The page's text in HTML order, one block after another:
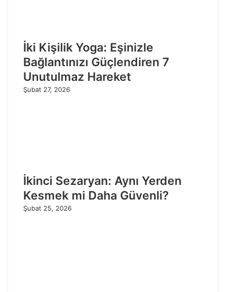
İki Kişilik Yoga: Eşinizle
Bağlantınızı Güçlendiren 7
Unutulmaz Hareket
Şubat 27, 2026
İkinci Sezaryan: Aynı Yerden
Kesmek mi Daha Güvenli?
Şubat 25, 2026